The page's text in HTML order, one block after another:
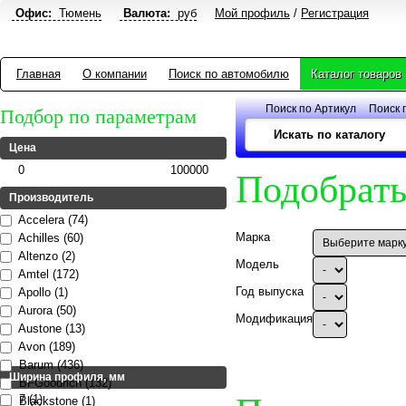
Офис: Тюмень Валюта: руб Мой профиль / Регистрация
Главная О компании Поиск по автомобилю Каталог товаров
Подбор по параметрам
Цена
0 100000
Производитель
Accelera (74)
Achilles (60)
Altenzo (2)
Amtel (172)
Apollo (1)
Aurora (50)
Austone (13)
Avon (189)
Barum (436)
BFGoodrich (132)
Blackstone (1)
Ширина профиля, мм
7 (1)
Поиск по Артикул Поиск
Марка
Модель
Год выпуска
Модификация